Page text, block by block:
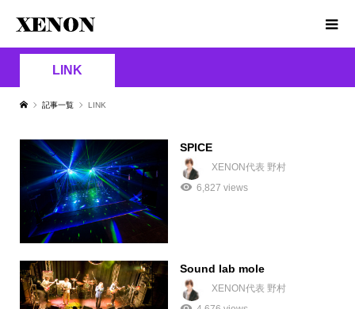
LINK
記事一覧 LINK
SPICE
XENON代表 野村
6,827 views
Sound lab mole
XENON代表 野村